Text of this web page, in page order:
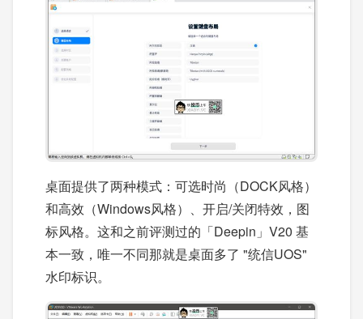
桌面提供了两种模式：可选时尚（DOCK风格）
和高效（Windows风格）、开启/关闭特效，图
标风格。这和之前评测过的「Deepin」V20 基
本一致，唯一不同那就是桌面多了 "统信UOS"
水印标识。